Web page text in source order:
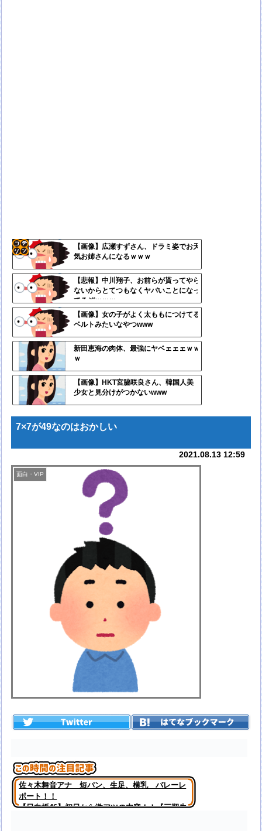
【画像】広瀬すずさん、ドラミ姿でお天
気お姉さんになるｗｗｗ
【悲報】中川翔子、お前らが貰ってやら
ないからとてつもなくヤバいことになっ
てるぞｗｗｗ
【画像】女の子がよく太ももにつけてる
ベルトみたいなやつwww
新田恵海の肉体、最強にヤベェェェｗｗ
ｗ
【画像】HKT宮脇咲良さん、韓国人美
少女と見分けがつかないwww
ンク
自動
更新
ツー
7×7が49なのはおかしい
2021.08.13 12:59
面白・VIP
佐々木舞音アナ 短パン、生足、横乳 バレーレ
ポート！！
【日向坂46】初日から激アツの内容！！『三期生